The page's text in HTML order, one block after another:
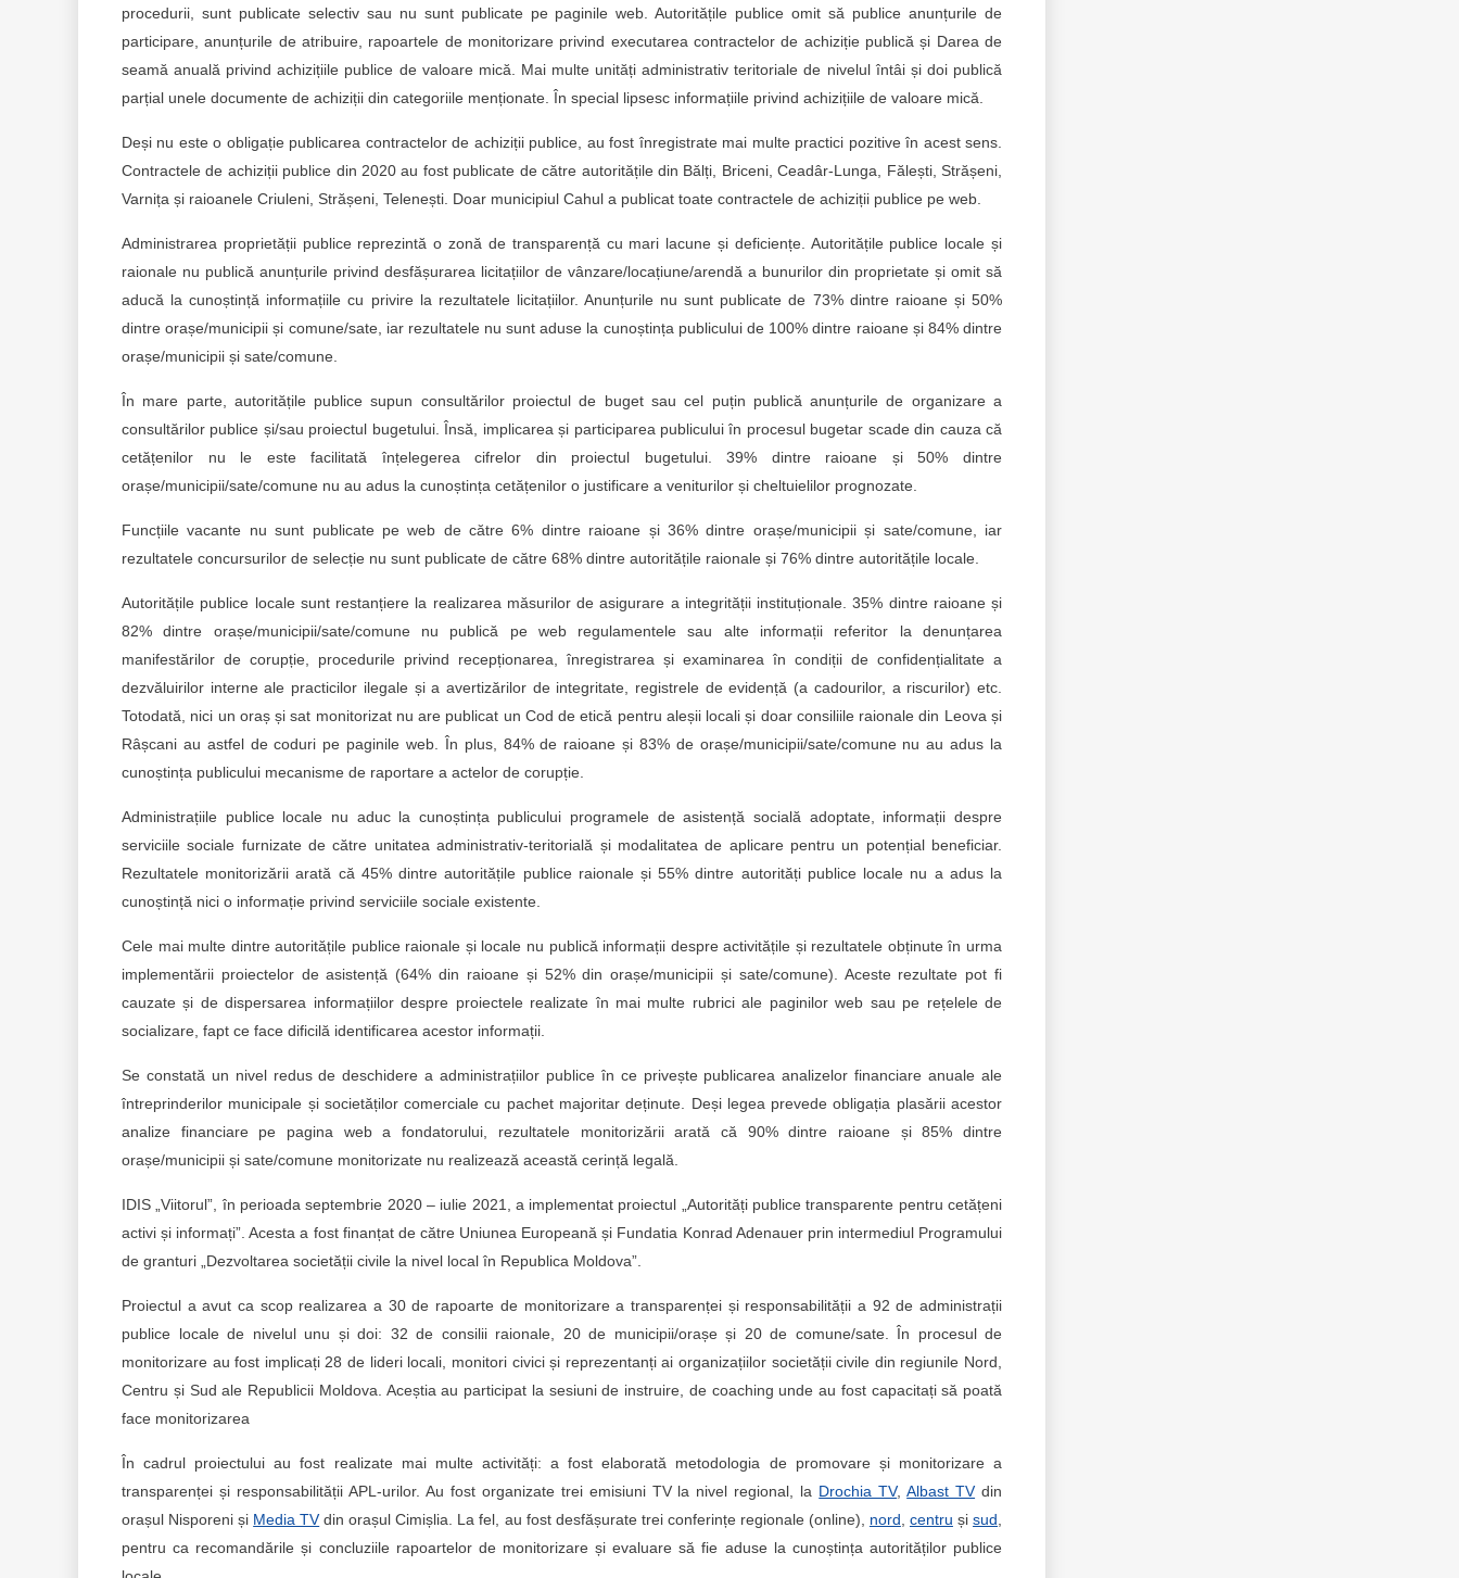
procedurii, sunt publicate selectiv sau nu sunt publicate pe paginile web. Autoritățile publice omit să publice anunțurile de
participare, anunțurile de atribuire, rapoartele de monitorizare privind executarea contractelor de achiziție publică și Darea de
seamă anuală privind achizițiile publice de valoare mică. Mai multe unități administrativ teritoriale de nivelul întâi și doi publică
parțial unele documente de achiziții din categoriile menționate. În special lipsesc informațiile privind achizițiile de valoare mică.
Deși nu este o obligație publicarea contractelor de achiziții publice, au fost înregistrate mai multe practici pozitive în acest sens.
Contractele de achiziții publice din 2020 au fost publicate de către autoritățile din Bălți, Briceni, Ceadâr-Lunga, Fălești, Strășeni,
Varnița și raioanele Criuleni, Strășeni, Telenești. Doar municipiul Cahul a publicat toate contractele de achiziții publice pe web.
Administrarea proprietății publice reprezintă o zonă de transparență cu mari lacune și deficiențe. Autoritățile publice locale și
raionale nu publică anunțurile privind desfășurarea licitațiilor de vânzare/locațiune/arendă a bunurilor din proprietate și omit să
aducă la cunoștință informațiile cu privire la rezultatele licitațiilor. Anunțurile nu sunt publicate de 73% dintre raioane și 50%
dintre orașe/municipii și comune/sate, iar rezultatele nu sunt aduse la cunoștința publicului de 100% dintre raioane și 84% dintre
orașe/municipii și sate/comune.
În mare parte, autoritățile publice supun consultărilor proiectul de buget sau cel puțin publică anunțurile de organizare a
consultărilor publice și/sau proiectul bugetului. Însă, implicarea și participarea publicului în procesul bugetar scade din cauza că
cetățenilor nu le este facilitată înțelegerea cifrelor din proiectul bugetului. 39% dintre raioane și 50% dintre
orașe/municipii/sate/comune nu au adus la cunoștința cetățenilor o justificare a veniturilor și cheltuielilor prognozate.
Funcțiile vacante nu sunt publicate pe web de către 6% dintre raioane și 36% dintre orașe/municipii și sate/comune, iar
rezultatele concursurilor de selecție nu sunt publicate de către 68% dintre autoritățile raionale și 76% dintre autoritățile locale.
Autoritățile publice locale sunt restanțiere la realizarea măsurilor de asigurare a integrității instituționale. 35% dintre raioane și
82% dintre orașe/municipii/sate/comune nu publică pe web regulamentele sau alte informații referitor la denunțarea
manifestărilor de corupție, procedurile privind recepționarea, înregistrarea și examinarea în condiții de confidențialitate a
dezvăluirilor interne ale practicilor ilegale și a avertizărilor de integritate, registrele de evidență (a cadourilor, a riscurilor) etc.
Totodată, nici un oraș și sat monitorizat nu are publicat un Cod de etică pentru aleșii locali și doar consiliile raionale din Leova și
Râșcani au astfel de coduri pe paginile web. În plus, 84% de raioane și 83% de orașe/municipii/sate/comune nu au adus la
cunoștința publicului mecanisme de raportare a actelor de corupție.
Administrațiile publice locale nu aduc la cunoștința publicului programele de asistență socială adoptate, informații despre
serviciile sociale furnizate de către unitatea administrativ-teritorială și modalitatea de aplicare pentru un potențial beneficiar.
Rezultatele monitorizării arată că 45% dintre autoritățile publice raionale și 55% dintre autorități publice locale nu a adus la
cunoștință nici o informație privind serviciile sociale existente.
Cele mai multe dintre autoritățile publice raionale și locale nu publică informații despre activitățile și rezultatele obținute în urma
implementării proiectelor de asistență (64% din raioane și 52% din orașe/municipii și sate/comune). Aceste rezultate pot fi
cauzate și de dispersarea informațiilor despre proiectele realizate în mai multe rubrici ale paginilor web sau pe rețelele de
socializare, fapt ce face dificilă identificarea acestor informații.
Se constată un nivel redus de deschidere a administrațiilor publice în ce privește publicarea analizelor financiare anuale ale
întreprinderilor municipale și societăților comerciale cu pachet majoritar deținute. Deși legea prevede obligația plasării acestor
analize financiare pe pagina web a fondatorului, rezultatele monitorizării arată că 90% dintre raioane și 85% dintre
orașe/municipii și sate/comune monitorizate nu realizează această cerință legală.
IDIS „Viitorul”, în perioada septembrie 2020 – iulie 2021, a implementat proiectul „Autorități publice transparente pentru cetățeni
activi și informați”. Acesta a fost finanțat de către Uniunea Europeană și Fundatia Konrad Adenauer prin intermediul Programului
de granturi „Dezvoltarea societății civile la nivel local în Republica Moldova”.
Proiectul a avut ca scop realizarea a 30 de rapoarte de monitorizare a transparenței și responsabilității a 92 de administrații
publice locale de nivelul unu și doi: 32 de consilii raionale, 20 de municipii/orașe și 20 de comune/sate. În procesul de
monitorizare au fost implicați 28 de lideri locali, monitori civici și reprezentanți ai organizațiilor societății civile din regiunile Nord,
Centru și Sud ale Republicii Moldova. Aceștia au participat la sesiuni de instruire, de coaching unde au fost capacitați să poată
face monitorizarea
În cadrul proiectului au fost realizate mai multe activități: a fost elaborată metodologia de promovare și monitorizare a
transparenței și responsabilității APL-urilor. Au fost organizate trei emisiuni TV la nivel regional, la Drochia TV,Albast TVdin
orașul Nisporeni și Media TVdin orașul Cimișlia. La fel, au fost desfășurate trei conferințe regionale (online), nord centru șisud
pentru ca recomandările și concluziile rapoartelor de monitorizare și evaluare să fie aduse la cunoștința autorităților publice